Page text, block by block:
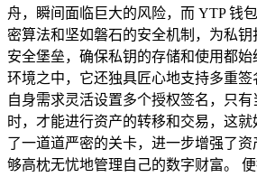
舟，瞬间面临巨大的风险，而 YTP 钱
密算法和坚如磐石的安全机制，为私
安全堡垒，确保私钥的存储和使用都
环境之中，它还独具匠心地支持多重
自身需求灵活设置多个授权签名，只
时，才能进行资产的转移和交易，这
了一道道严密的关卡，进一步增强了
够高枕无忧地管理自己的数字财富。